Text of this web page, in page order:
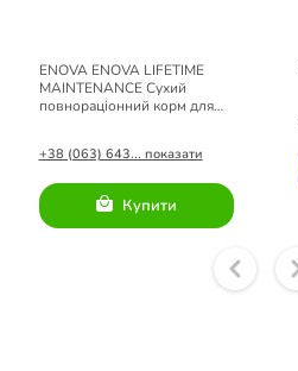
ENOVA ENOVA LIFETIME
MAINTENANCE Сухий
повнораціонний корм для
+38 (063) 643... показати
Купити